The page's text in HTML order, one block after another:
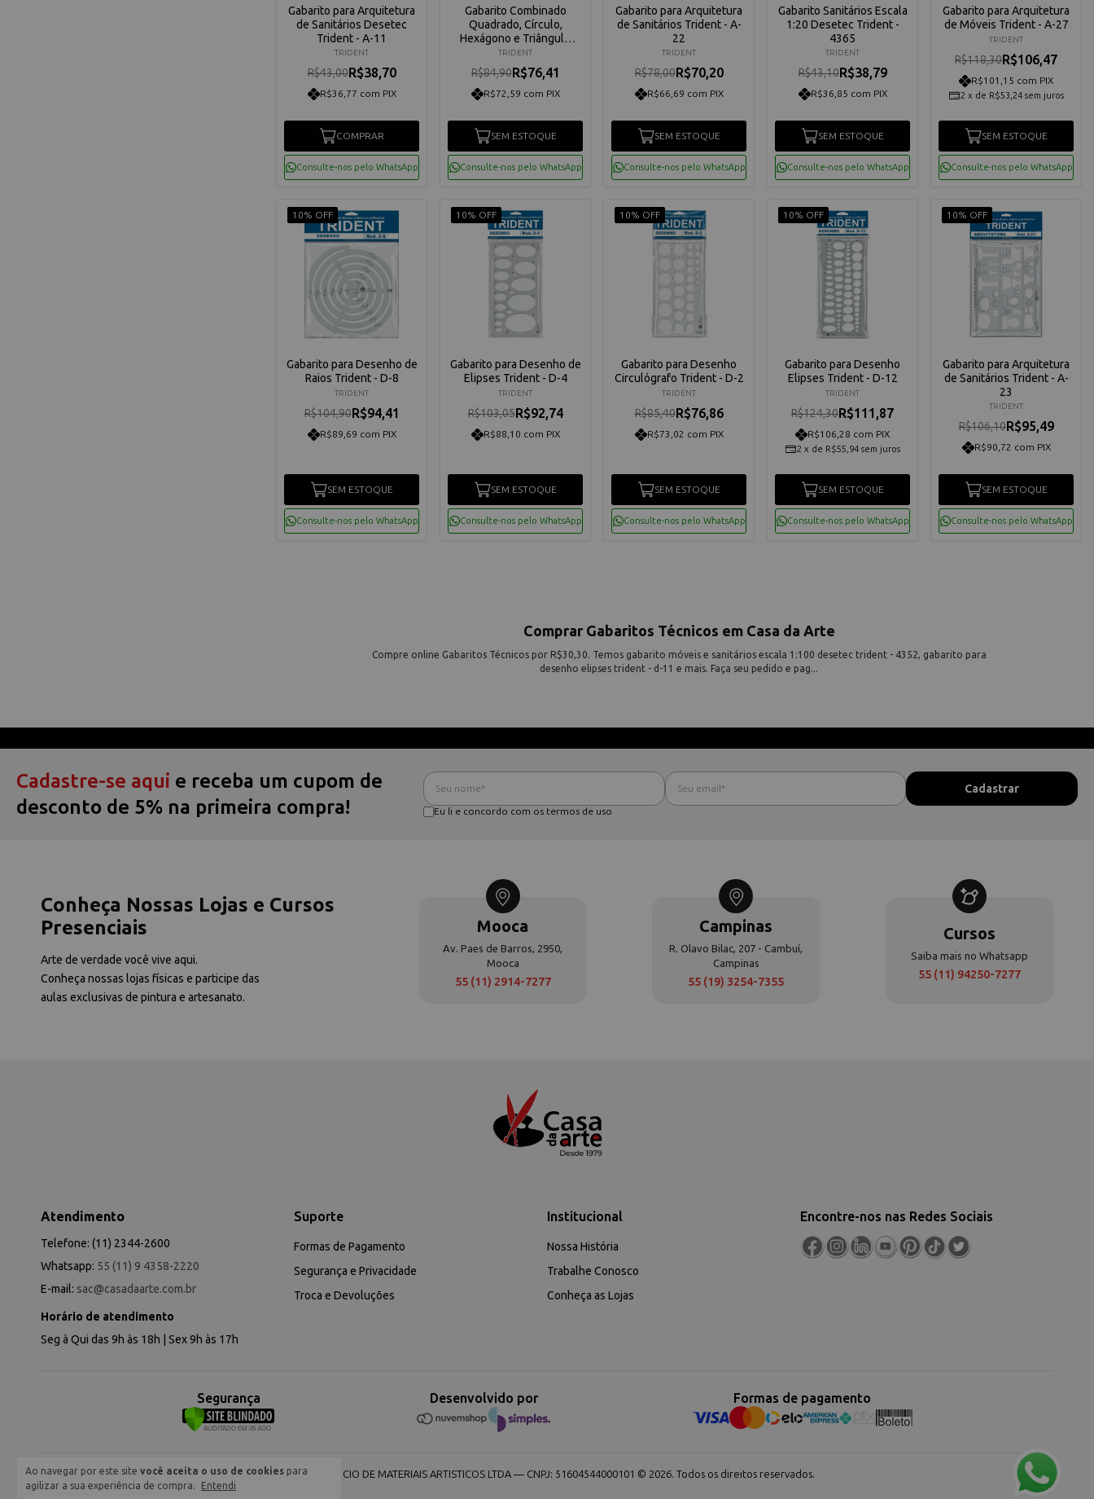
Ao navegar por este site você aceita o uso de cookies para
agilizar a sua experiência de compra.
Entendi
Gabarito para Arquitetura
de Sanitários Desetec
Trident - A-11
TRIDENT
R$43,00R$38,70
R$36,77 com PIX
COMPRAR
Consulte-nos pelo WhatsApp
Gabarito Combinado
Quadrado, Círculo,
Hexágono e Triângulo
Desetec Trident - 4380
TRIDENT
R$84,90R$76,41
R$72,59 com PIX
SEM ESTOQUE
Consulte-nos pelo WhatsApp
Gabarito para Arquitetura
de Sanitários Trident - A-
22
TRIDENT
R$78,00R$70,20
R$66,69 com PIX
SEM ESTOQUE
Consulte-nos pelo WhatsApp
Gabarito Sanitários Escala
1:20 Desetec Trident -
4365
TRIDENT
R$43,10R$38,79
R$36,85 com PIX
SEM ESTOQUE
Consulte-nos pelo WhatsApp
Gabarito para Arquitetura
de Móveis Trident - A-27
TRIDENT
R$118,30R$106,47
R$101,15 com PIX
2 x de R$53,24 sem juros
SEM ESTOQUE
Consulte-nos pelo WhatsApp
10% OFF
Gabarito para Desenho de
Raios Trident - D-8
TRIDENT
R$104,90R$94,41
R$89,69 com PIX
SEM ESTOQUE
Consulte-nos pelo WhatsApp
10% OFF
Gabarito para Desenho de
Elipses Trident - D-4
TRIDENT
R$103,05R$92,74
R$88,10 com PIX
SEM ESTOQUE
Consulte-nos pelo WhatsApp
10% OFF
Gabarito para Desenho
Circulógrafo Trident - D-2
TRIDENT
R$85,40R$76,86
R$73,02 com PIX
SEM ESTOQUE
Consulte-nos pelo WhatsApp
10% OFF
Gabarito para Desenho
Elipses Trident - D-12
TRIDENT
R$124,30R$111,87
R$106,28 com PIX
2 x de R$55,94 sem juros
SEM ESTOQUE
Consulte-nos pelo WhatsApp
10% OFF
Gabarito para Arquitetura
de Sanitários Trident - A-
23
TRIDENT
R$106,10R$95,49
R$90,72 com PIX
SEM ESTOQUE
Consulte-nos pelo WhatsApp
Comprar Gabaritos Técnicos em Casa da Arte
Compre online Gabaritos Técnicos por R$30,30. Temos gabarito móveis e sanitários escala 1:100 desetec trident - 4352, gabarito para
desenho elipses trident - d-11 e mais. Faça seu pedido e pag...
Cadastre-se aqui e receba um cupom de
desconto de 5% na primeira compra!
Eu li e concordo com os termos de uso
Conheça Nossas Lojas e Cursos
Presenciais
Arte de verdade você vive aqui.
Conheça nossas lojas físicas e participe das
aulas exclusivas de pintura e artesanato.
Mooca
Av. Paes de Barros, 2950,
Mooca
55 (11) 2914-7277
Campinas
R. Olavo Bilac, 207 - Cambuí,
Campinas
55 (19) 3254-7355
Cursos
Saiba mais no Whatsapp
55 (11) 94250-7277
Atendimento
Telefone: (11) 2344-2600
Whatsapp: 55 (11) 9 4358-2220
E-mail: sac@casadaarte.com.br
Horário de atendimento
Seg à Qui das 9h às 18h | Sex 9h às 17h
Suporte
Formas de Pagamento
Segurança e Privacidade
Troca e Devoluções
Institucional
Nossa História
Trabalhe Conosco
Conheça as Lojas
Encontre-nos nas Redes Sociais
Segurança Desenvolvido por Formas de pagamento
NEVA COMERCIO DE MATERIAIS ARTISTICOS LTDA — CNPJ: 51604544000101 © 2026. Todos os direitos reservados.